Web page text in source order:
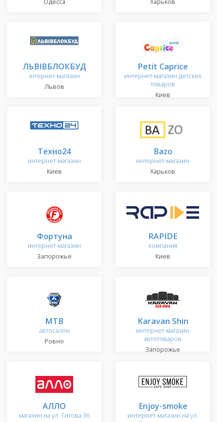
Одесса
Харьков
ЛЬВІВБЛОКБУД
інтернет-магазин
Львов
Petit Caprice
интернет-магазин детских
товаров
Киев
Техно24
интернет-магазин
Киев
Bazo
интернет-магазин
Харьков
Фортуна
интернет-магазин
Запорожье
RAPIDE
компания
Киев
МТВ
автосалон
Ровно
Karavan Shin
интернет-магазин
автотоваров
Запорожье
АЛЛО
магазин на ул. Титова 36
Enjoy-smoke
интернет-магазин на ул.